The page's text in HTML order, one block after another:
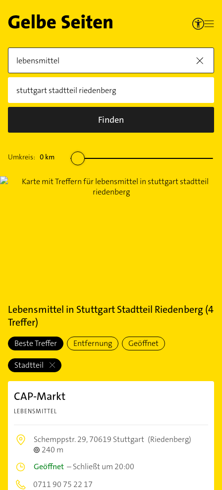
Finden
Umkreis: 0 km
Lebensmittel in Stuttgart Stadtteil Riedenberg (4
Treffer)
Beste Treffer Entfernung Geöffnet
Stadtteil
CAP-Markt
LEBENSMITTEL
Schemppstr. 29,70619 Stuttgart (Riedenberg)
240 m
Geöffnet –Schließt um 20:00
0711 90 75 22 17